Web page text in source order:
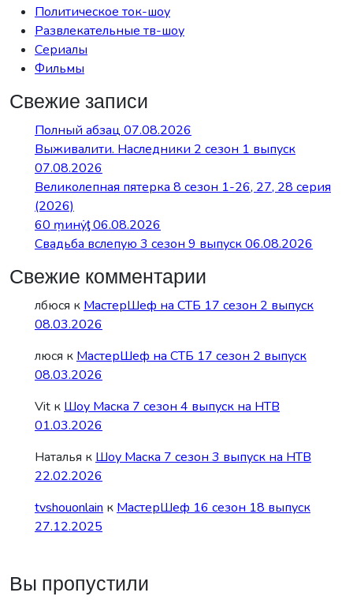
Политическое ток-шоу
Развлекательные тв-шоу
Сериалы
Фильмы
Свежие записи
Полный абзац 07.08.2026
Выживалити. Наследники 2 сезон 1 выпуск
07.08.2026
Великолепная пятерка 8 сезон 1-26, 27, 28 серия
(2026)
60 ṃинẏƫ 06.08.2026
Свадьба вслепую 3 сезон 9 выпуск 06.08.2026
Свежие комментарии
лбюся к МастерШеф на СТБ 17 сезон 2 выпуск
08.03.2026
люся к МастерШеф на СТБ 17 сезон 2 выпуск
08.03.2026
Vit к Шоу Маска 7 сезон 4 выпуск на НТВ
01.03.2026
Наталья к Шоу Маска 7 сезон 3 выпуск на НТВ
22.02.2026
tvshouonlain к МастерШеф 16 сезон 18 выпуск
27.12.2025
Вы пропустили